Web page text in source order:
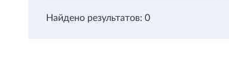
Найдено результатов: 0